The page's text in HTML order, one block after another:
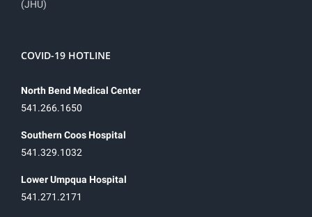
(JHU)
COVID-19 HOTLINE
North Bend Medical Center
541.266.1650
Southern Coos Hospital
541.329.1032
Lower Umpqua Hospital
541.271.2171